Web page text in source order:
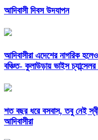
আদিবাসী দিবস উদযাপন
আদিবাসীরা এদেশের নাগরিক
বঞ্চিত- কুলাউড়ায় ভাইস
শত বছর ধরে বসবাস, তবু নেই
আদিবাসীরা